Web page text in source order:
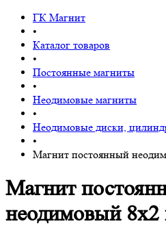
ГК Магнит
•
Каталог товаров
•
Постоянные магниты
•
Неодимовые магниты
•
Неодимовые диски,
•
Магнит постоянный
Магнит
неодимовый